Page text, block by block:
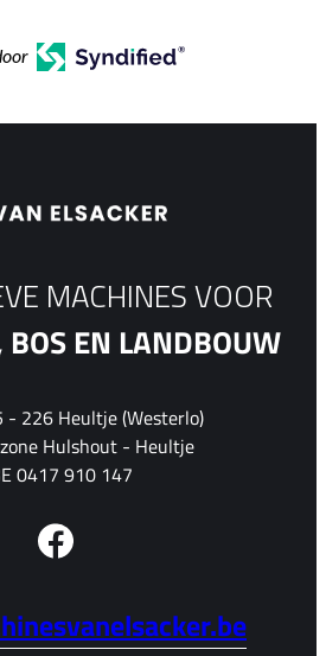
MACHINES VOOR
EN LANDBOUW
- 226 Heultje (Westerlo)
Hulshout - Heultje
0417 910 147